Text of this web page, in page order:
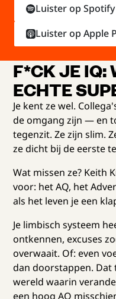
F*CK JE IQ:
ECHTE
Je kent ze wel.
de omgang zijn — en
tegenzit. Ze zijn slim.
ze dicht bij de eerste
Wat missen ze? Keith
voor: het AQ, het
als het leven je een
Je limbisch systeem
ontkennen, excuses
overwaait. Of: even
dan doorstappen. Dat
wereld waarin
een hoog AQ
Luister op Spotify
Luister op Apple